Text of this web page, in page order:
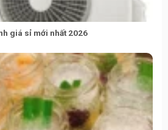
giá sỉ mới nhất 2026